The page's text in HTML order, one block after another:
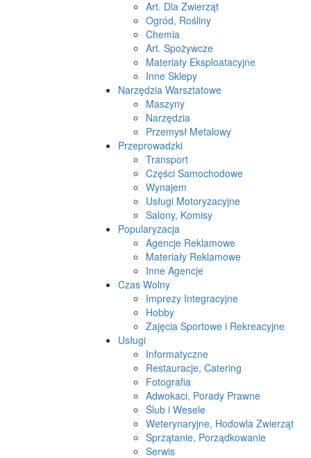
Art. Dla Zwierząt
Ogród, Rośliny
Chemia
Art. Spożywcze
Materiały Eksploatacyjne
Inne Sklepy
Narzędzia Warsztatowe
Maszyny
Narzędzia
Przemysł Metalowy
Przeprowadzki
Transport
Części Samochodowe
Wynajem
Usługi Motoryzacyjne
Salony, Komisy
Popularyzacja
Agencje Reklamowe
Materiały Reklamowe
Inne Agencje
Czas Wolny
Imprezy Integracyjne
Hobby
Zajęcia Sportowe i Rekreacyjne
Usługi
Informatyczne
Restauracje, Catering
Fotografia
Adwokaci, Porady Prawne
Ślub i Wesele
Weterynaryjne, Hodowla Zwierząt
Sprzątanie, Porządkowanie
Serwis